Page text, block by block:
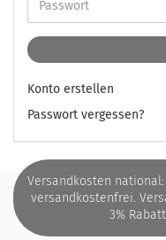
Konto erstellen
Passwort vergessen?
Versandkosten national:
versandkostenfrei.
3%